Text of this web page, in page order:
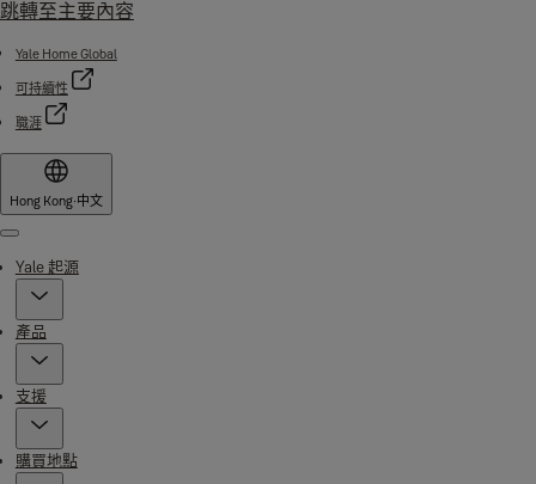
跳轉至主要內容
Yale Home Global
可持續性
職涯
Hong Kong·中文
Menu
Yale 起源
產品
支援
購買地點